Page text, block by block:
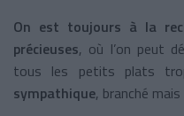
On est toujours à la
précieuses, où l’on peut
tous les petits plats
sympathique, branché mais